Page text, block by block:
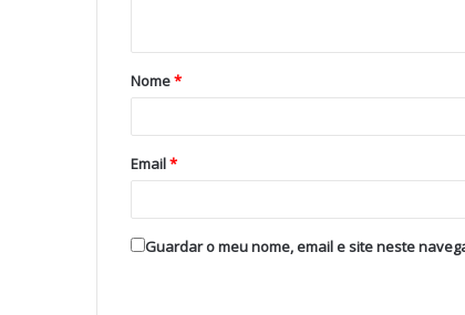
Nome*
Email*
Guardar o meu nome, email e site neste